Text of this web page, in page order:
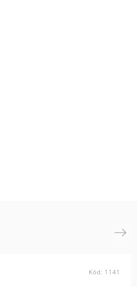
Kód: 1141
Next